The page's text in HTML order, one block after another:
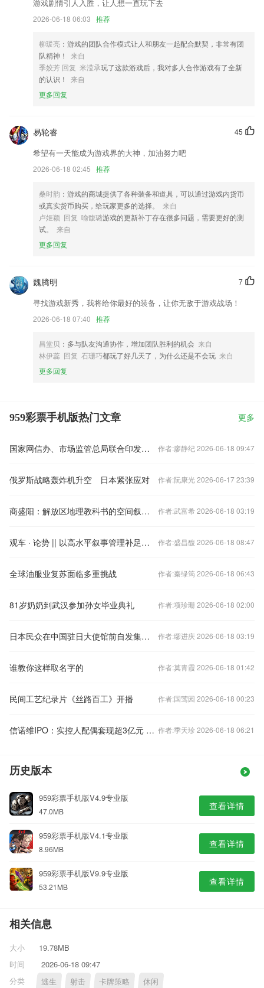
总包订单增加费用及二次上门调整
修改BUG,优化界面,增加企业商学院工功能
修复第三方调用云记打开PDF异常问题
隐私协议合规优化
店进行打分评论，说出您的使用经历，以帮助我们更好的对产品进行优化
修改。
游戏剧情引人入胜，让人想一直玩下去
2026-06-18 06:03 推荐
柳瑗亮 ：游戏的团队合作模式让人和朋友一起配合默契，非常有团
队精神！
来自
季姣芳 回复 米滢承玩了这款游戏后，我对多人合作游戏有了全新
的认识！
来自
更多回复
45
易轮睿
希望有一天能成为游戏界的大神，加油努力吧
2026-06-18 02:45 推荐
桑时韵 ：游戏的商城提供了各种装备和道具，可以通过游戏内货币
或真实货币购买，给玩家更多的选择。
来自
卢姬颖 回复 喻馥璐游戏的更新补丁存在很多问题，需要更好的测
试。
来自
更多回复
7
魏腾明
寻找游戏新秀，我将给你最好的装备，让你无敌于游戏战场！
2026-06-18 07:40 推荐
昌堂贝 ：多与队友沟通协作，增加团队胜利的机会 来自
林伊蕊 回复 石珊巧都玩了好几天了，为什么还是不会玩 来自
更多回复
959彩票手机版热门文章 更多
国家网信办、市场监管总局联合印发《网络测评活动规范》 作者:廖静纪 2026-06-18 09:47
俄罗斯战略轰炸机升空 日本紧张应对 作者:阮康光 2026-06-17 23:39
商盛阳：解放区地理教科书的空间叙事与中国化的马克思主义民族地理书写 作者:武富希 2026-06-18 03:19
观车 · 论势 || 以高水平叙事管理补足汽车产业竞争短板 作者:盛昌馥 2026-06-18 08:47
全球油服业复苏面临多重挑战 作者:秦绿筠 2026-06-18 06:43
81岁奶奶到武汉参加孙女毕业典礼 作者:项珍珊 2026-06-18 02:00
日本民众在中国驻日大使馆前自发集会道歉 作者:缪进庆 2026-06-18 03:19
谁教你这样取名字的 作者:莫青霞 2026-06-18 01:42
民间工艺纪录片《丝路百工》开播 作者:国莺园 2026-06-18 00:23
信诺维IPO：实控人配偶套现超3亿元 未弥补亏损仍超14亿元 作者:季天珍 2026-06-18 06:21
历史版本
959彩票手机版V4.9专业版
47.0MB 查看详情
959彩票手机版V4.1专业版
8.96MB 查看详情
959彩票手机版V9.9专业版
53.21MB 查看详情
相关信息
大小
19.78MB
时间
2026-06-18 09:47
分类
逃生 射击 卡牌策略 休闲